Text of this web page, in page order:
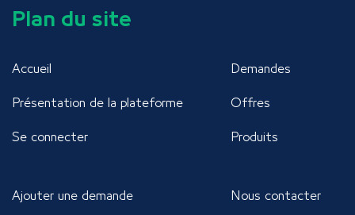
Plan du site
Accueil
Présentation de la plateforme
Se connecter
Demandes
Offres
Produits
Ajouter une demande Nous contacter